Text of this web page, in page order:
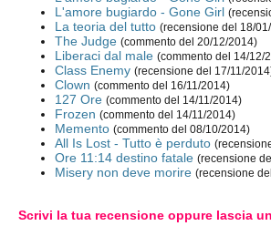
L'amore bugiardo - Gone Girl
La teoria del tutto (recensione del 18/
The Judge (commento del 20/12/2014)
Liberaci dal male (commento del 14/12/
Class Enemy (recensione del 17/11/
Clown (commento del 16/11/2014)
127 Ore (commento del 14/11/2014)
Frozen (commento del 14/11/2014)
Memento (commento del 08/10/2014)
All Is Lost - Tutto è perduto
Ore 11:14 destino fatale (recensione
Misery non deve morire (recensione
Scrivi la tua recensione oppure lascia